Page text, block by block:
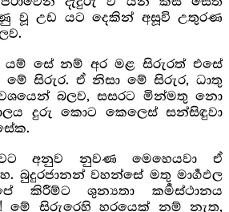
වූ උඩ යට දෙකින් අසූවි උතුරණ
සේ නම් අර මළ සිරුරත් එසේ
මේ සිරුර. ඒ නිසා මේ සිරුර, ධාතු
බලව, සසරට මින්මතු නො
දුරු කොට කෙලෙස් සන්සිඳුවා
අනුව නුවණ මෙහෙයවා ඒ
බුදුරජානන් වහන්සේ මතු මාර්‍ගඵල
කිරීම්ට ශුන්‍යතා කර්‍මස්ථානය
මේ සිරුරෙහි හරයෙක් නම් නැත,